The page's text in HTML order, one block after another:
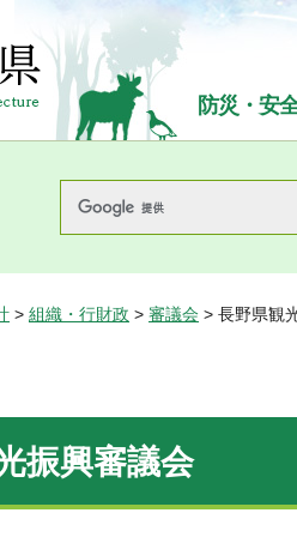
長野県Nagano Prefecture
防災・安
> 組織・行財政 > 審議会 > 長野県観
振興審議会